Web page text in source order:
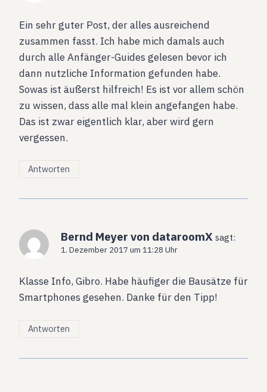
Ein sehr guter Post, der alles ausreichend
zusammen fasst. Ich habe mich damals auch
durch alle Anfänger-Guides gelesen bevor ich
dann nutzliche Information gefunden habe.
Sowas ist äußerst hilfreich! Es ist vor allem schön
zu wissen, dass alle mal klein angefangen habe.
Das ist zwar eigentlich klar, aber wird gern
vergessen.
Antworten
Bernd Meyer von dataroomX sagt:
1. Dezember 2017 um 11:28 Uhr
Klasse Info, Gibro. Habe häufiger die Bausätze für
Smartphones gesehen. Danke für den Tipp!
Antworten